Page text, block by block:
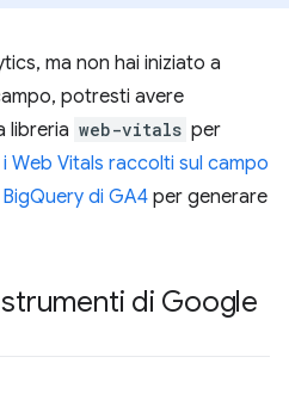
ma non hai iniziato a
potresti avere
libreria web-vitals per
Web Vitals raccolti sul campo
di GA4 per generare
di Google